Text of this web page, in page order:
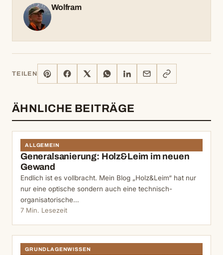
Wolfram
TEILEN
PINTERESTFACEBOOK WHATSAPPLINKEDIN
MAIL
LINK
KOPIEREN
ÄHNLICHE BEITRÄGE
ALLGEMEIN
Generalsanierung: Holz&Leim im neuen
Gewand
Endlich ist es vollbracht. Mein Blog „Holz&Leim“ hat nur
nur eine optische sondern auch eine technisch-
organisatorische…
7 Min. Lesezeit
GRUNDLAGENWISSEN